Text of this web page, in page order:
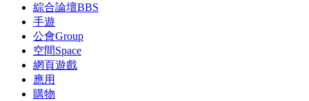
綜合論壇BBS
手遊
公會Group
空間Space
網頁遊戲
應用
購物